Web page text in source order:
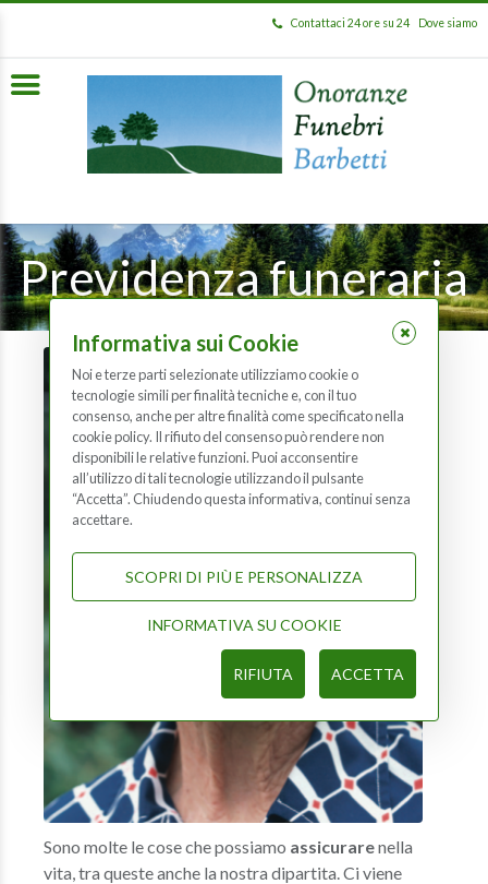
Contattaci 24 ore su 24 Dove siamo
Previdenza funeraria
Sono molte le cose che possiamo assicurarenella
vita, tra queste anche la nostra dipartita. Ci viene
Informativa sui Cookie
Noi e terze parti selezionate utilizziamo cookie o
tecnologie simili per finalità tecniche e, con il tuo
consenso, anche per altre finalità come specificato nella
cookie policy. Il rifiuto del consenso può rendere non
disponibili le relative funzioni. Puoi acconsentire
all’utilizzo di tali tecnologie utilizzando il pulsante
“Accetta”. Chiudendo questa informativa, continui senza
accettare.
SCOPRI DI PIÙ E PERSONALIZZA
INFORMATIVA SU COOKIE
RIFIUTA ACCETTA